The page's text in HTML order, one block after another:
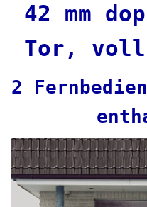
42 mm
Tor,
2